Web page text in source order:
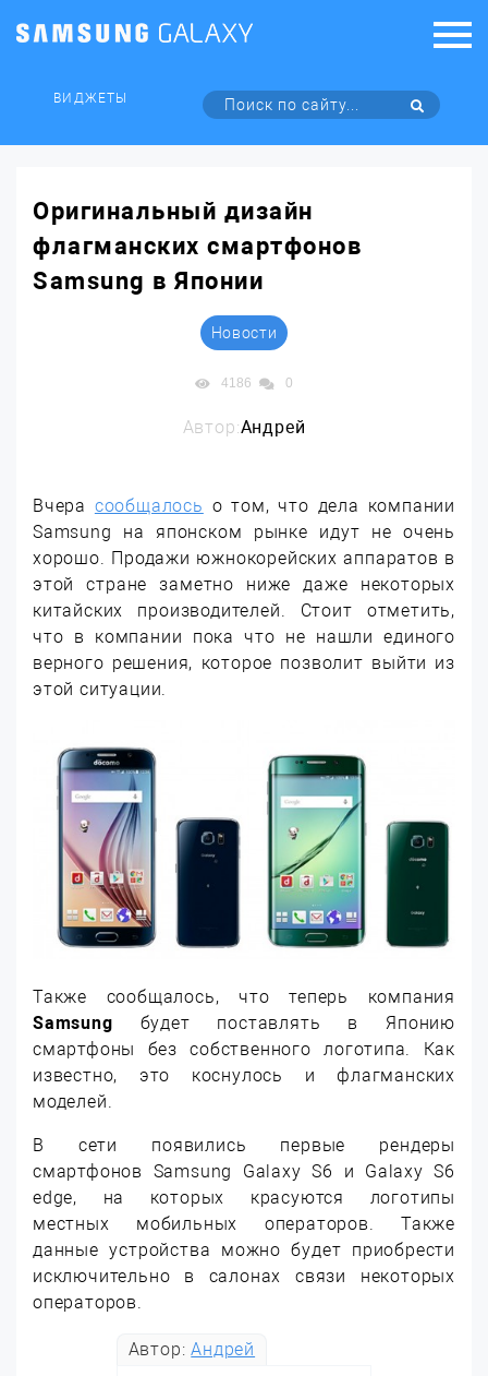
ВИДЖЕТЫ
Оригинальный дизайн
флагманских смартфонов
Samsung в Японии
Новости
4186 0
Автор:Андрей
Вчера сообщалось о том, что дела компании
Samsung на японском рынке идут не очень
хорошо. Продажи южнокорейских аппаратов в
этой стране заметно ниже даже некоторых
китайских производителей. Стоит отметить,
что в компании пока что не нашли единого
верного решения, которое позволит выйти из
этой ситуации.
Также сообщалось, что теперь компания
Samsung будет поставлять в Японию
смартфоны без собственного логотипа. Как
известно, это коснулось и флагманских
моделей.
В сети появились первые рендеры
смартфонов Samsung Galaxy S6 и Galaxy S6
edge, на которых красуются логотипы
местных мобильных операторов. Также
данные устройства можно будет приобрести
исключительно в салонах связи некоторых
операторов.
Автор:Андрей